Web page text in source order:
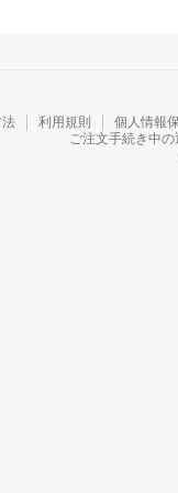
利用規則 個人情報
ご注文手続き中